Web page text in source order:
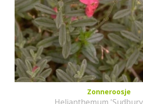
Zonneroosje